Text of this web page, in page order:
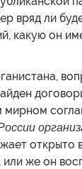
вряд ли
какую он
мирном
открыто
или же он